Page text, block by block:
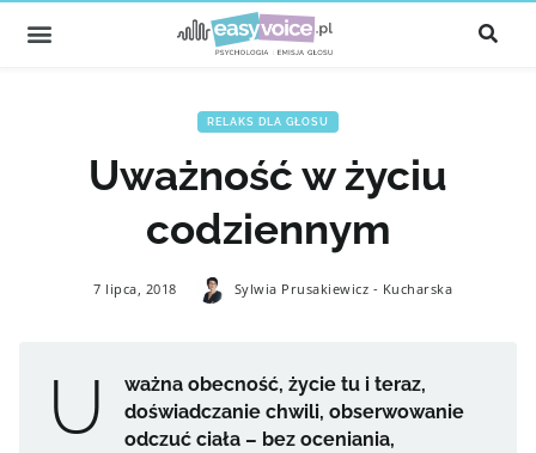
RELAKS DLA GŁOSU
Uważność w życiu
codziennym
7 lipca, 2018 Sylwia Prusakiewicz - Kucharska
U
ważna obecność, życie tu i teraz,
doświadczanie chwili, obserwowanie
odczuć ciała – bez oceniania,